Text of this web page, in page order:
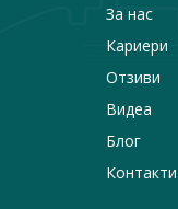
За нас
Кариери
Отзиви
Видеа
Блог
Контакти